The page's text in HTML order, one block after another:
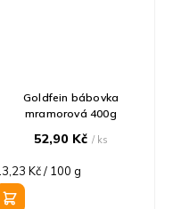
Goldfein bábovka
mramorová 400g
52,90 Kč/ ks
Kč / 100 g